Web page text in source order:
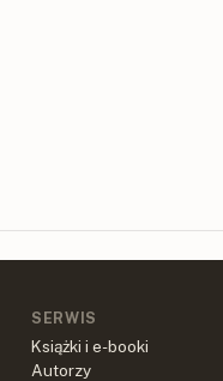
SERWIS
Książki i e-booki
Autorzy